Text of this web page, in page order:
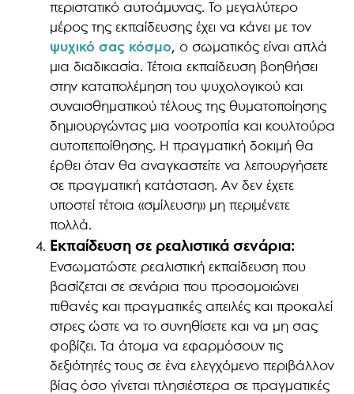
περιστατικό αυτοάμυνας. Το μεγαλύτερο
μέρος της εκπαίδευσης έχει να κάνει με τον
ψυχικό σας κόσμο, ο σωματικός είναι απλά
μια διαδικασία. Τέτοια εκπαίδευση βοηθήσει
στην καταπολέμηση του ψυχολογικού και
συναισθηματικού τέλους της θυματοποίησης
δημιουργώντας μια νοοτροπία και κουλτούρα
αυτοπεποίθησης. Η πραγματική δοκιμή θα
έρθει όταν θα αναγκαστείτε να λειτουργήσετε
σε πραγματική κατάσταση. Αν δεν έχετε
υποστεί τέτοια «σμίλευση» μη περιμένετε
πολλά.
Εκπαίδευση σε ρεαλιστικά σενάρια:
Ενσωματώστε ρεαλιστική εκπαίδευση που
βασίζεται σε σενάρια που προσομοιώνει
πιθανές και πραγματικές απειλές και προκαλεί
στρες ώστε να το συνηθίσετε και να μη σας
φοβίζει. Τα άτομα να εφαρμόσουν τις
δεξιότητές τους σε ένα ελεγχόμενο περιβάλλον
βίας όσο γίνεται πλησιέστερα σε πραγματικές